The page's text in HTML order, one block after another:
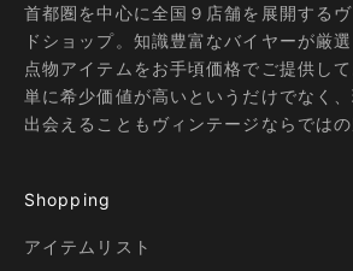
首都圏を中心に全国９店舗を展開する
ドショップ。知識豊富なバイヤーが厳
点物アイテムをお手頃価格でご提供して
単に希少価値が高いというだけでなく
出会えることもヴィンテージならではの
Shopping
アイテムリスト